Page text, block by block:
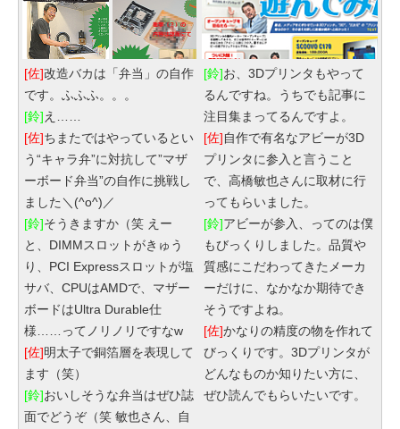
[佐]改造バカは「弁当」の自作
です。ふふふ。。。
[鈴]え……
[佐]ちまたではやっているとい
う“キャラ弁”に対抗して”マザ
ーボード弁当”の自作に挑戦し
ました＼(^o^)／
[鈴]そうきますか（笑 えー
と、DIMMスロットがきゅう
り、PCI Expressスロットが塩
サバ、CPUはAMDで、マザー
ボードはUltra Durable仕
様……ってノリノリですなw
[佐]明太子で銅箔層を表現して
ます（笑）
[鈴]おいしそうな弁当はぜひ誌
面でどうぞ（笑 敏也さん、自
[鈴]お、3Dプリンタもやって
るんですね。うちでも記事に
注目集まってるんですよ。
[佐]自作で有名なアビーが3D
プリンタに参入と言うこと
で、高橋敏也さんに取材に行
ってもらいました。
[鈴]アビーが参入、ってのは僕
もびっくりしました。品質や
質感にこだわってきたメーカ
ーだけに、なかなか期待でき
そうですよね。
[佐]かなりの精度の物を作れて
びっくりです。3Dプリンタが
どんなものか知りたい方に、
ぜひ読んでもらいたいです。